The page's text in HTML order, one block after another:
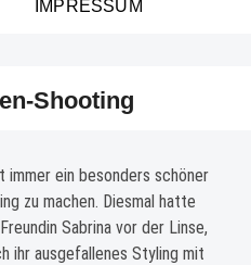
IMPRESSUM
Shooting
immer ein besonders schöner
zu machen. Diesmal hatte
Sabrina vor der Linse,
ihr ausgefallenes Styling mit